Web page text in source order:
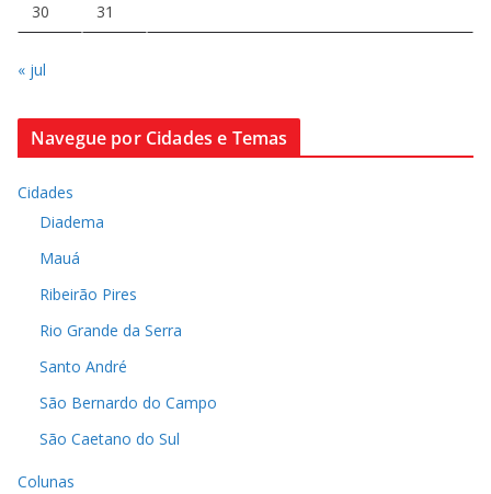
30 31
« jul
Navegue por Cidades e Temas
Cidades
Diadema
Mauá
Ribeirão Pires
Rio Grande da Serra
Santo André
São Bernardo do Campo
São Caetano do Sul
Colunas